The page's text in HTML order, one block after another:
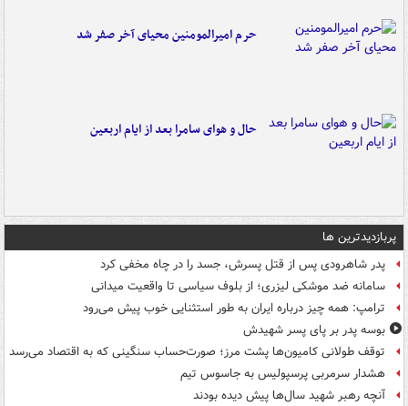
حرم امیرالمومنین محیای آخر صفر شد
حال و هوای سامرا بعد از ایام اربعین
پربازدیدترین ها
پدر شاهرودی پس از قتل پسرش، جسد را در چاه مخفی کرد
سامانه ضد موشکی لیزری؛ از بلوف سیاسی تا واقعیت میدانی
ترامپ: همه چیز درباره ایران به طور استثنایی خوب پیش می‌رود
بوسه‌ پدر بر پای پسر شهیدش
توقف طولانی کامیون‌ها پشت مرز؛ صورت‌حساب سنگینی که به اقتصاد می‌رسد
هشدار سرمربی پرسپولیس به جاسوس تیم
آنچه رهبر شهید سال‌ها پیش دیده بودند